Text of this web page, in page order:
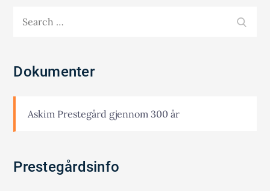
Dokumenter
Askim Prestegård gjennom 300 år
Prestegårdsinfo